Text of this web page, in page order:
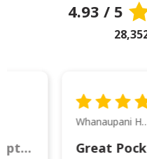
4.93 / 5
This was wonderful option to a family of four. Everything worked smoothly.
Whanaupani